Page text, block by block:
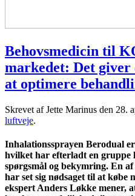
Behovsmedicin til
markedet: Det giver
at optimere
Skrevet af Jette Marinus den 28.
luftveje.
Inhalationssprayen Berodual
hvilket har efterladt en gruppe
spørgsmål og bekymring. En
har set sig nødsaget til at købe
ekspert Anders Løkke mener,